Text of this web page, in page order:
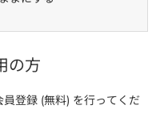
の方
登録 (無料) を行ってくだ